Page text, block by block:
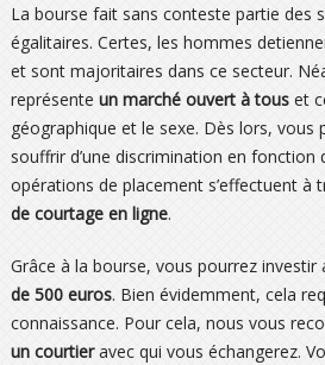
La bourse fait sans conteste partie des
égalitaires. Certes, les hommes
et sont majoritaires dans ce secteur.
représente un marché ouvert à touset
géographique et le sexe. Dès lors, vous
souffrir d’une discrimination en fonction
opérations de placement s’effectuent à
de courtage en ligne.
Grâce à la bourse, vous pourrez investir
de 500 euros. Bien évidemment, cela
connaissance. Pour cela, nous vous
un courtieravec qui vous échangerez.